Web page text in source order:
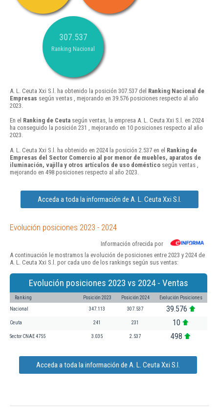
307.537
Ranking Nacional
A. L. Ceuta Xxi S.l. ha obtenido la posición 307.537 del Ranking Nacional de
Empresas según ventas , mejorando en 39.576 posiciones respecto al año
2023.
En el Ranking de Ceuta según ventas, la empresa A. L. Ceuta Xxi S.l. en 2024
ha conseguido la posición 231 , mejorando en 10 posiciones respecto al año
2023.
A. L. Ceuta Xxi S.l. ha obtenido en 2024 la posición 2.537 en el Ranking de
Empresas del Sector Comercio al por menor de muebles, aparatos de
iluminación, vajilla y otros artículos de uso doméstico según ventas ,
mejorando en 498 posiciones respecto al año 2023.
Acceda a toda la información de A. L. Ceuta Xxi S.l.
Evolución posiciones 2023 - 2024
Información ofrecida por
A continuación le mostramos la evolución de posiciones entre 2023 y 2024 de
A. L. Ceuta Xxi S.l. por cada uno de los rankings según sus ventas:
Evolución posiciones 2023 vs 2024 - Ventas
Ranking Posición 2023 Posición 2024 Evolución Posiciones
Nacional 347.113 307.537 39.576
Ceuta 241 231 10
Sector CNAE 4755 3.035 2.537 498
Acceda a toda la información de A. L. Ceuta Xxi S.l.